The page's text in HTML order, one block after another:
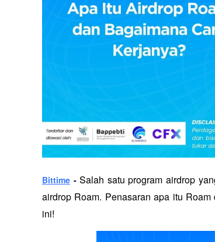
Bittime - Salah satu program airdrop
airdrop Roam. Penasaran apa itu
ini!